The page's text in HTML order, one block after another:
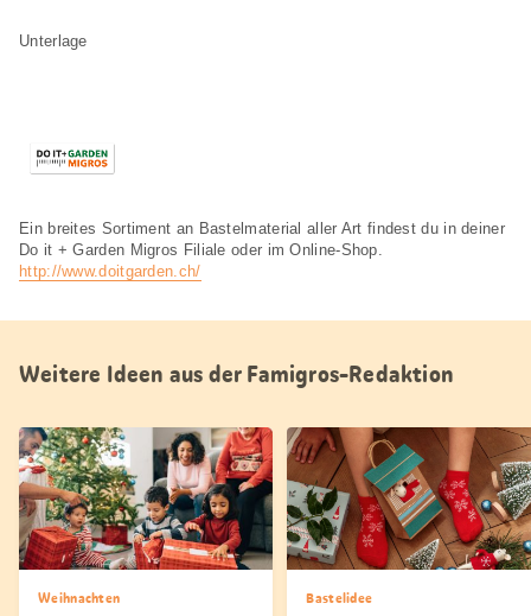
Unterlage
Ein breites Sortiment an Bastelmaterial aller Art findest du in deiner
Do it + Garden Migros Filiale oder im Online-Shop.
http://www.doitgarden.ch/
Weitere Ideen aus der Famigros-Redaktion
Weihnachten Bastelidee